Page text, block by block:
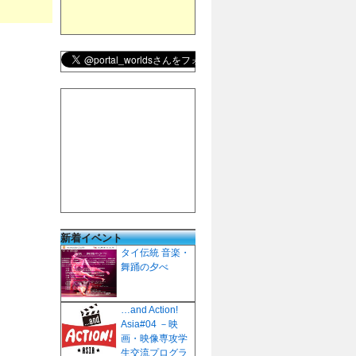
新着イベント
タイ伝統 音楽・
舞踊の夕べ
…and Action!
Asia#04 －映
画・映像専攻学
生交流プログラ